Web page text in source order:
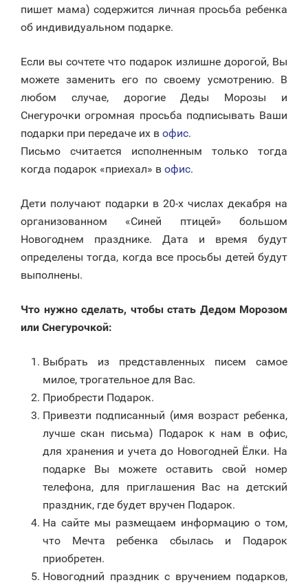
пишет мама) содержится личная просьба ребенка
об индивидуальном подарке.
Если вы сочтете что подарок излишне дорогой, Вы
можете заменить его по своему усмотрению. В
любом случае, дорогие Деды Морозы и
Снегурочки огромная просьба подписывать Ваши
подарки при передаче их в офис.
Письмо считается исполненным только тогда
когда подарок «приехал» в офис.
Дети получают подарки в 20-х числах декабря на
организованном «Синей птицей» большом
Новогоднем празднике. Дата и время будут
определены тогда, когда все просьбы детей будут
выполнены.
Что нужно сделать, чтобы стать Дедом Морозом
или Снегурочкой:
Выбрать из представленных писем самое
милое, трогательное для Вас.
Приобрести Подарок.
Привезти подписанный (имя возраст ребенка,
лучше скан письма) Подарок к нам в офис,
для хранения и учета до Новогодней Ёлки. На
подарке Вы можете оставить свой номер
телефона, для приглашения Вас на детский
праздник, где будет вручен Подарок.
На сайте мы размещаем информацию о том,
что Мечта ребенка сбылась и Подарок
приобретен.
Новогодний праздник с вручением подарков,